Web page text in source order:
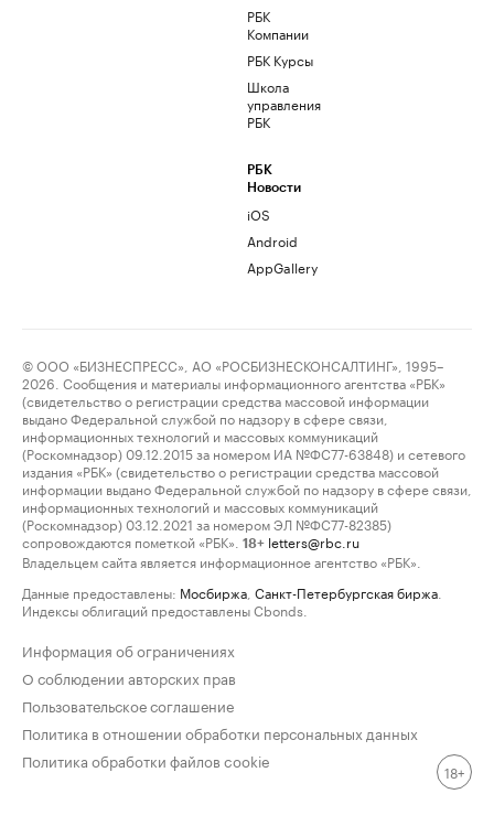
РБК
Компании
РБК Курсы
Школа
управления
РБК
РБК
Новости
iOS
Android
AppGallery
© ООО «БИЗНЕСПРЕСС», АО «РОСБИЗНЕСКОНСАЛТИНГ», 1995–
2026. Сообщения и материалы информационного агентства «РБК»
(свидетельство о регистрации средства массовой информации
выдано Федеральной службой по надзору в сфере связи,
информационных технологий и массовых коммуникаций
(Роскомнадзор) 09.12.2015 за номером ИА №ФС77-63848) и сетевого
издания «РБК» (свидетельство о регистрации средства массовой
информации выдано Федеральной службой по надзору в сфере связи,
информационных технологий и массовых коммуникаций
(Роскомнадзор) 03.12.2021 за номером ЭЛ №ФС77-82385)
сопровождаются пометкой «РБК».
18+ letters@rbc.ru
Владельцем сайта является информационное агентство «РБК».
Данные предоставлены: Мосбиржа Санкт-Петербургская биржа
Индексы облигаций предоставлены Cbonds.
Информация об ограничениях
О соблюдении авторских прав
Пользовательское соглашение
Политика в отношении обработки персональных данных
Политика обработки файлов cookie
18+